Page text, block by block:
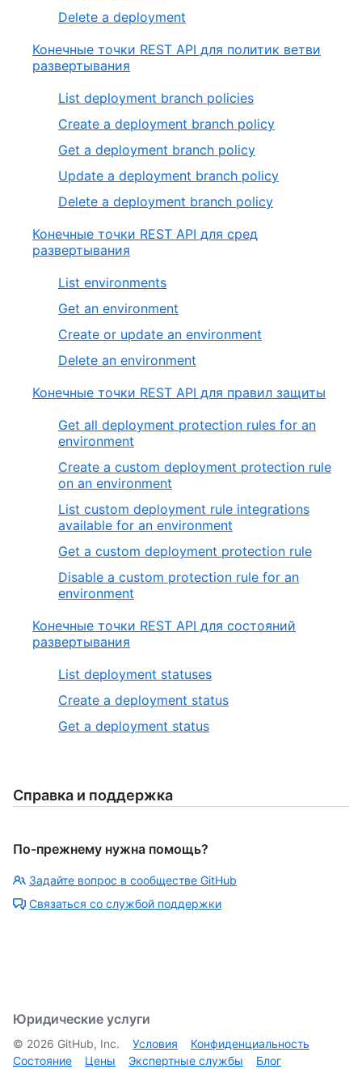
Delete a deployment
Конечные точки REST API для политик ветви
развертывания
List deployment branch policies
Create a deployment branch policy
Get a deployment branch policy
Update a deployment branch policy
Delete a deployment branch policy
Конечные точки REST API для сред
развертывания
List environments
Get an environment
Create or update an environment
Delete an environment
Конечные точки REST API для правил защиты
Get all deployment protection rules for an
environment
Create a custom deployment protection rule
on an environment
List custom deployment rule integrations
available for an environment
Get a custom deployment protection rule
Disable a custom protection rule for an
environment
Конечные точки REST API для состояний
развертывания
List deployment statuses
Create a deployment status
Get a deployment status
Справка и поддержка
По-прежнему нужна помощь?
Задайте вопрос в сообществе GitHub
Связаться со службой поддержки
Юридические услуги
© 2026 GitHub, Inc. Условия
Конфиденциальность
Состояние
Цены Экспертные службы Блог